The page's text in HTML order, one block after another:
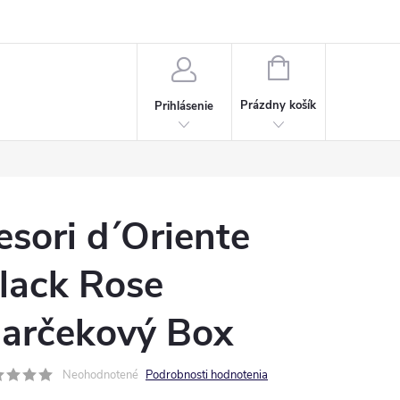
Prihlásenie
NÁKUPNÝ
Prázdny košík
d´Oriente
Rose
Box
Neohodnotené Podrobnosti hodnotenia